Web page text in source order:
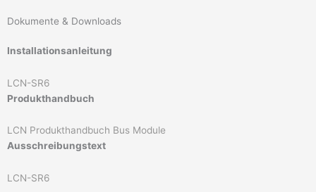
Dokumente & Downloads
Installationsanleitung
LCN-SR6
Produkthandbuch
LCN Produkthandbuch Bus Module
Ausschreibungstext
LCN-SR6